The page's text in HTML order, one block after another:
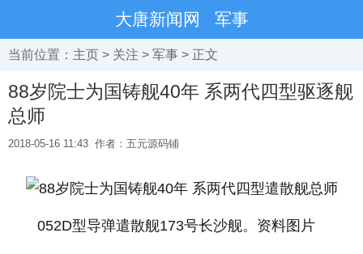
大唐新闻网 军事
当前位置： 主页 > 关注 > 军事 > 正文
88岁院士为国铸舰40年 系两代四型驱逐舰
总师
2018-05-16 11:43 作者：五元源码铺
052D型导弹遣散舰173号长沙舰。资料图片